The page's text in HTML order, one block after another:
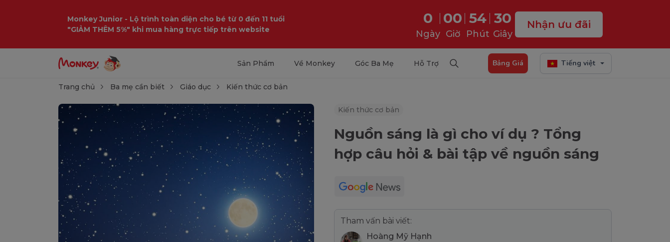
Monkey Junior - Lộ trình toàn diện cho bé từ 0 đến 11 tuổi
"GIẢM THÊM 5%" khi mua hàng trực tiếp trên website
0
Ngày
00
Giờ
54
Phút
29
Giây
Nhận ưu đãi
Sản Phẩm Về Monkey Góc Ba Mẹ Hỗ Trợ Bảng Giá Tiếng việt
Trang chủ Ba mẹ cần biết Giáo dục Kiến thức cơ bản
Kiến thức cơ bản
Nguồn sáng là gì cho ví dụ ? Tổng
hợp câu hỏi & bài tập về nguồn sáng
Tham vấn bài viết:
Hoàng Mỹ Hạnh